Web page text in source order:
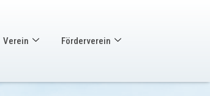
Verein Förderverein